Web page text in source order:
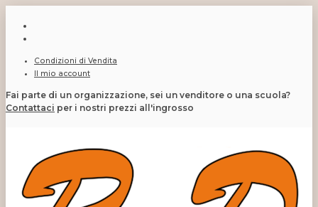
Condizioni di Vendita
Il mio account
Fai parte di un organizzazione, sei un venditore o una scuola?
Contattaci per i nostri prezzi all'ingrosso